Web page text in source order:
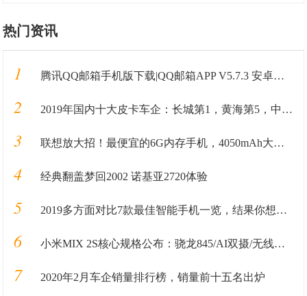
热门资讯
1 腾讯QQ邮箱手机版下载|QQ邮箱APP V5.7.3 安卓最新版 下载_当下软件园
2 2019年国内十大皮卡车企：长城第1，黄海第5，中兴第8，大乘第10
3 联想放大招！最便宜的6G内存手机，4050mAh大电池售价1098!
4 经典翻盖梦回2002 诺基亚2720体验
5 2019多方面对比7款最佳智能手机一览，结果你想象不到
6 小米MIX 2S核心规格公布：骁龙845/AI双摄/无线快充
7 2020年2月车企销量排行榜，销量前十五名出炉